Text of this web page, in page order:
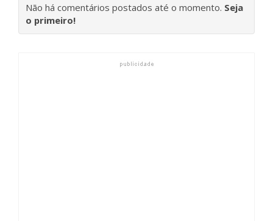
Não há comentários postados até o momento. Seja
o primeiro!